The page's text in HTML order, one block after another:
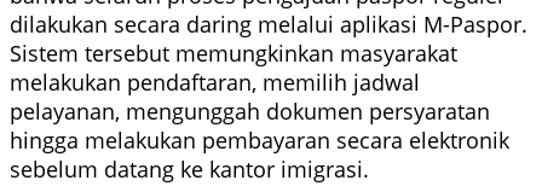
dilakukan secara daring melalui aplikasi M-Paspor.
Sistem tersebut memungkinkan masyarakat
melakukan pendaftaran, memilih jadwal
pelayanan, mengunggah dokumen persyaratan
hingga melakukan pembayaran secara elektronik
sebelum datang ke kantor imigrasi.